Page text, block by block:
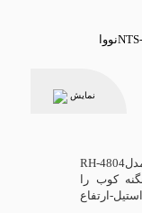
نمایش
ویژگی های منگنه کوب دستی مدلRH-4804
کوب را
ارتفاع